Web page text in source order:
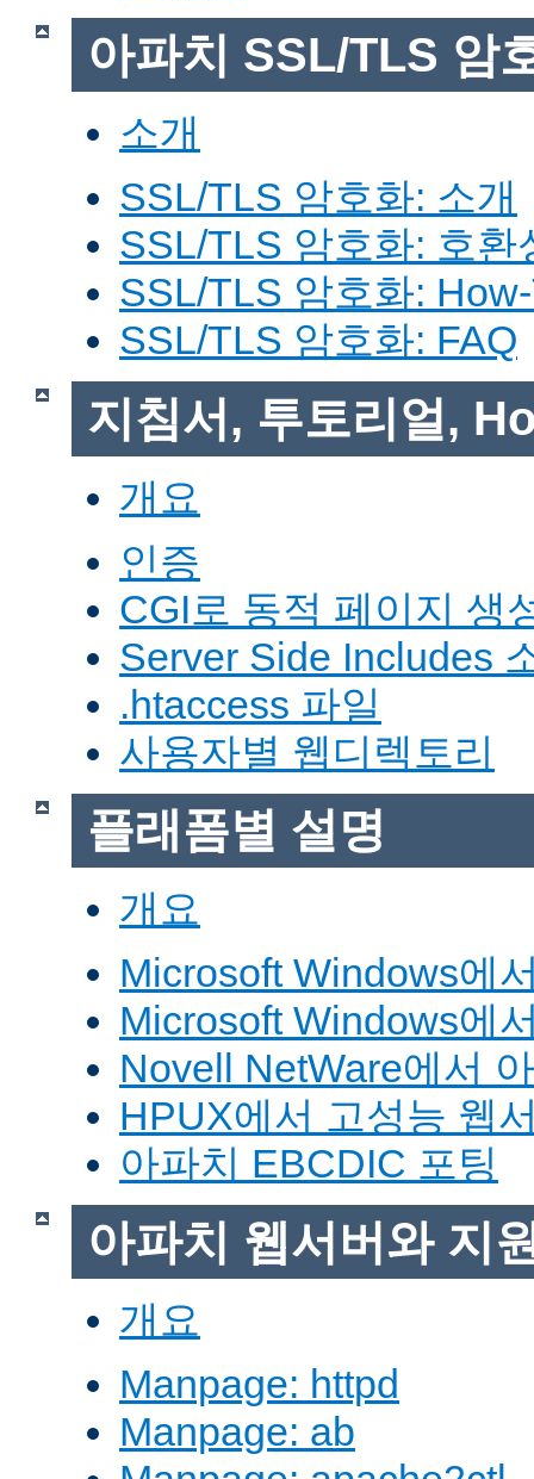
아파치 SSL/TLS 암
소개
SSL/TLS 암호화: 소개
SSL/TLS 암호화: 호환
SSL/TLS 암호화:
SSL/TLS 암호화: FAQ
지침서, 투토리얼,
개요
인증
CGI로 동적 페이지 생
Server Side Includes
.htaccess 파일
사용자별 웹디렉토리
플래폼별 설명
개요
Microsoft Windows에
Microsoft Windows에
Novell NetWare에서
HPUX에서 고성능 웹
아파치 EBCDIC 포팅
아파치 웹서버와 지
개요
Manpage: httpd
Manpage: ab